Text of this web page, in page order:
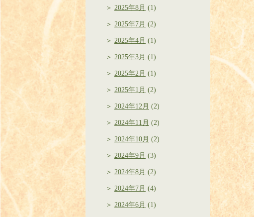
2025年8月 (1)
2025年7月 (2)
2025年4月 (1)
2025年3月 (1)
2025年2月 (1)
2025年1月 (2)
2024年12月 (2)
2024年11月 (2)
2024年10月 (2)
2024年9月 (3)
2024年8月 (2)
2024年7月 (4)
2024年6月 (1)